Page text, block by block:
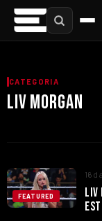
CATEGORIA
LIV MORGAN
FEATURED
16 d
LIV